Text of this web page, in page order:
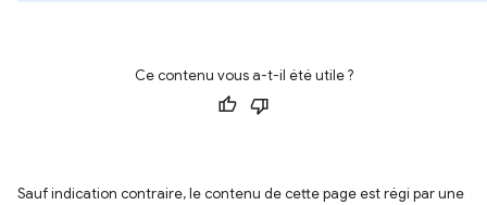
Ce contenu vous a-t-il été utile ?
Sauf indication contraire, le contenu de cette page est régi par une